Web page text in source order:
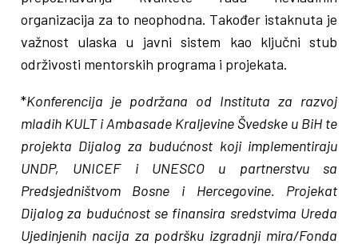
organizacija za to neophodna. Također istaknuta je
važnost ulaska u javni sistem kao ključni stub
održivosti mentorskih programa i projekata.
*Konferencija je podržana od Instituta za razvoj
mladih KULT i Ambasade Kraljevine Švedske u BiH te
projekta Dijalog za budućnost koji implementiraju
UNDP, UNICEF i UNESCO u partnerstvu sa
Predsjedništvom Bosne i Hercegovine. Projekat
Dijalog za budućnost se finansira sredstvima Ureda
Ujedinjenih nacija za podršku izgradnji mira/Fonda